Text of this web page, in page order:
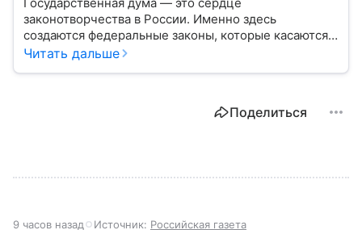
Государственная дума — это сердце
законотворчества в России. Именно здесь
создаются федеральные законы, которые касаются
жизни каждого гражданина: от образования и
Читать дальше
Поделиться
9 часов назад Источник: Российская газета